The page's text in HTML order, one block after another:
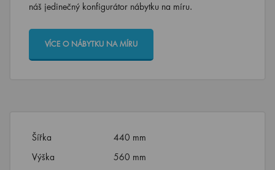
náš jedinečný konfigurátor nábytku na míru.
VÍCE O NÁBYTKU NA MÍRU
Šířka
440 mm
Výška
560 mm